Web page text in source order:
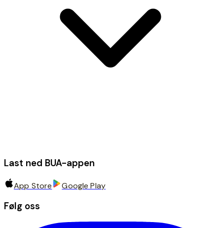
Last ned BUA-appen
App Store Google Play
Følg oss